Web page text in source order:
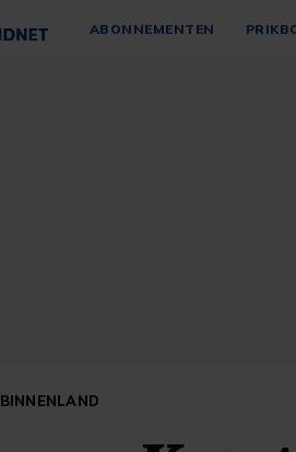
ABONNEMENTEN
BINNENLAND